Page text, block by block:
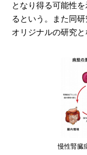
となり得る可能性
るという。また同
オリジナルの研究と
慢性腎臓